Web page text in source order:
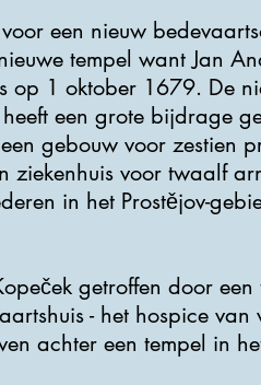
een nieuw
tempel want Jan
op 1 oktober 1679. De
een grote bijdrage
gebouw voor zestien
voor twaalf
in het Prostějov-
getroffen door
- het hospice
achter een tempel in